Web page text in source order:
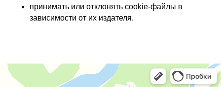
принимать или отклонять cookie-файлы в
зависимости от их издателя.